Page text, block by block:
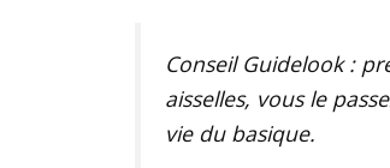
Conseil Guidelook :
aisselles, vous le
vie du basique.